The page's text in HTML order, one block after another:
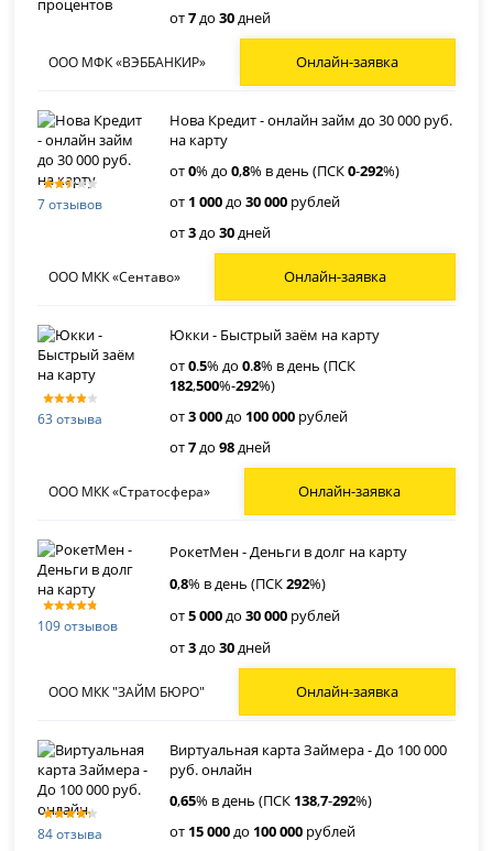
от7до30дней
ООО МФК «ВЭББАНКИР» Онлайн-заявка
7 отзывов
Нова Кредит - онлайн займ до 30 000 руб.
на карту
от0% до0,8% в день (ПСК0-292%)
от 1 000до30 000 рублей
от3до30дней
ООО МКК «Сентаво» Онлайн-заявка
63 отзыва
Юкки - Быстрый заём на карту
от0.5% до0.8% в день (ПСК
182,500%-292%)
от3 000до 100 000 рублей
от7до98дней
ООО МКК «Стратосфера» Онлайн-заявка
109 отзывов
РокетМен - Деньги в долг на карту
0,8% в день (ПСК292%)
от5 000до30 000 рублей
от3до30дней
ООО МКК "ЗАЙМ БЮРО" Онлайн-заявка
84 отзыва
Виртуальная карта Займера - До 100 000
руб. онлайн
0,65% в день (ПСК 138,7-292%)
от 15 000до 100 000 рублей